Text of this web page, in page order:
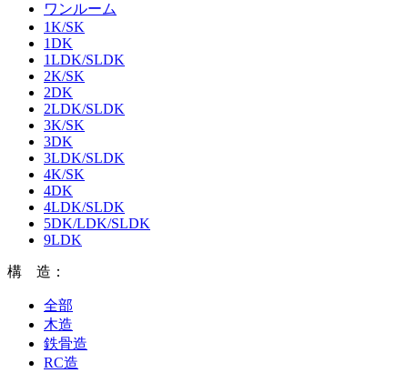
ワンルーム
1K/SK
1DK
1LDK/SLDK
2K/SK
2DK
2LDK/SLDK
3K/SK
3DK
3LDK/SLDK
4K/SK
4DK
4LDK/SLDK
5DK/LDK/SLDK
9LDK
構 造：
全部
木造
鉄骨造
RC造